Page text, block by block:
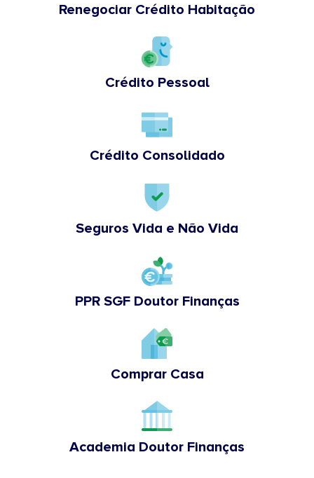
Renegociar Crédito Habitação
Crédito Pessoal
Crédito Consolidado
Seguros Vida e Não Vida
PPR SGF Doutor Finanças
Comprar Casa
Academia Doutor Finanças